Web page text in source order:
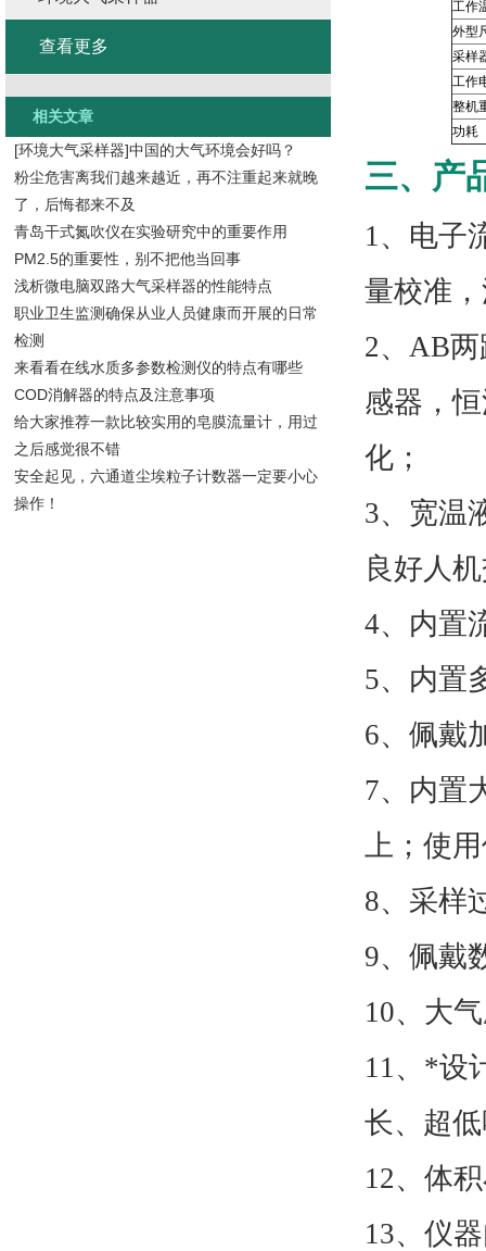
工作
外型
采样
工作
整机
功耗
三、产
1、电子
量校准
2、AB
感器，
化；
3、宽温
良好人
4、内置
5、内置
6、佩戴
7、内置
上；使
8、采样
9、佩戴
10、大
11、*设
长、超
12、体
13、仪
查看更多
相关文章
[环境大气采样器]中国的大气环境会好吗？
粉尘危害离我们越来越近，再不注重起来就晚
了，后悔都来不及
青岛干式氮吹仪在实验研究中的重要作用
PM2.5的重要性，别不把他当回事
浅析微电脑双路大气采样器的性能特点
职业卫生监测确保从业人员健康而开展的日常
检测
来看看在线水质多参数检测仪的特点有哪些
COD消解器的特点及注意事项
给大家推荐一款比较实用的皂膜流量计，用过
之后感觉很不错
安全起见，六通道尘埃粒子计数器一定要小心
操作！